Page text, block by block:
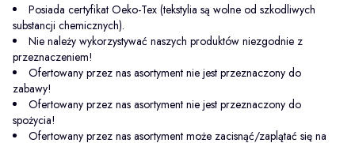
Posiada certyfikat Oeko-Tex (tekstylia są wolne od szkodliwych
substancji chemicznych).
Nie należy wykorzystywać naszych produktów niezgodnie z
przeznaczeniem!
Ofertowany przez nas asortyment nie jest przeznaczony do
zabawy!
Ofertowany przez nas asortyment nie jest przeznaczony do
spożycia!
Ofertowany przez nas asortyment może zacisnąć/zaplątać się na